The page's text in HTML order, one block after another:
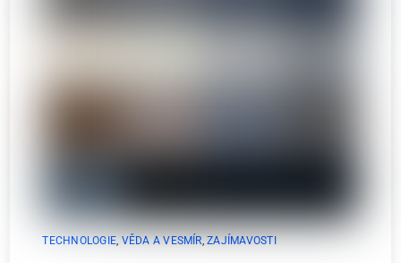
TECHNOLOGIE, VĚDA A VESMÍR,ZAJÍMAVOSTI